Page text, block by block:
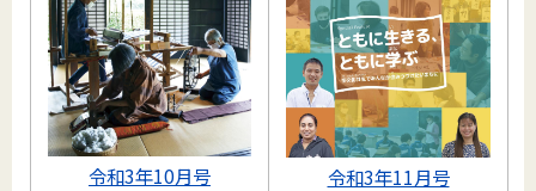
令和3年10月号 令和3年11月号